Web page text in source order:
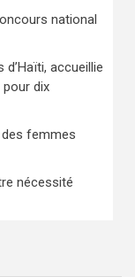
national
accueillie
pour dix
des femmes
nécessité